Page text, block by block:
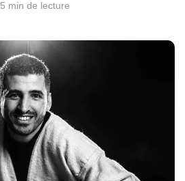
5 min de lecture